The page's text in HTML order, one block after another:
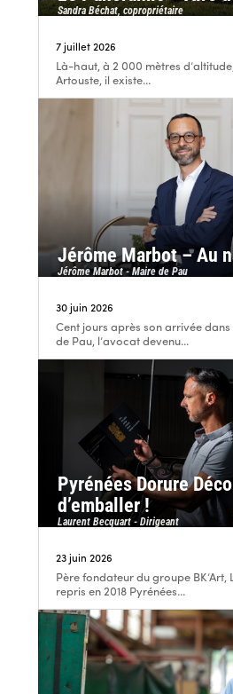
Sandra Béchat, copropriétaire
7 juillet 2026
Là-haut, à 2 000 mètres
Artouste, il existe...
Jérôme Marbot – Au
Jérôme Marbot - Maire de Pau
30 juin 2026
Cent jours après son arrivée
de Pau, l’avocat devenu...
Pyrénées Dorure
d’emballer !
Laurent Becquart - Dirigeant
23 juin 2026
Père fondateur du groupe BK’Art,
repris en 2018 Pyrénées...